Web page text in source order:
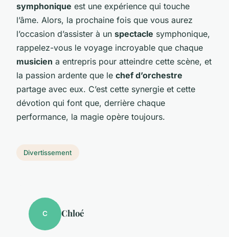
symphonique est une expérience qui touche
l’âme. Alors, la prochaine fois que vous aurez
l’occasion d’assister à un spectacle symphonique,
rappelez-vous le voyage incroyable que chaque
musicien a entrepris pour atteindre cette scène, et
la passion ardente que le chef d’orchestre
partage avec eux. C’est cette synergie et cette
dévotion qui font que, derrière chaque
performance, la magie opère toujours.
Divertissement
C Chloé